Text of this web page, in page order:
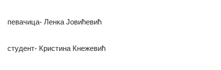
певачица- Ленка Јовићевић
студент- Кристина Кнежевић